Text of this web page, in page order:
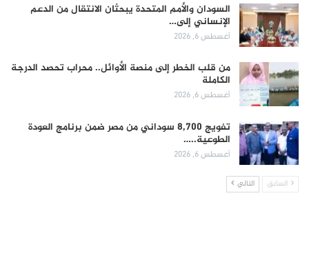
السودان والأمم المتحدة يبحثان الانتقال من الدعم
الإنساني إلى…
أغسطس 6, 2026
من قلب الخطر إلى منصة الأوائل.. محراب تحصد الدرجة
الكاملة
أغسطس 6, 2026
تفويج 8,700 سوداني من مصر ضمن برنامج العودة
الطوعية..…
أغسطس 6, 2026
السابق التالي